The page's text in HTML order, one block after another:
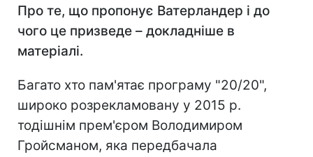
Про те, що пропонує Ватерландер і до
чого це призведе – докладніше в
матеріалі.
Багато хто пам'ятає програму "20/20",
широко розрекламовану у 2015 р.
тодішнім прем'єром Володимиром
Гройсманом, яка передбачала